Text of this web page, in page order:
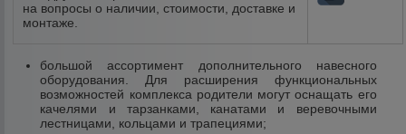
на вопросы о наличии, стоимости, доставке и
монтаже.
большой ассортимент дополнительного навесного
оборудования. Для расширения функциональных
возможностей комплекса родители могут оснащать его
качелями и тарзанками, канатами и веревочными
лестницами, кольцами и трапециями;